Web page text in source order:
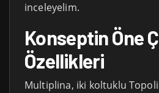
inceleyelim.
Konseptin Öne
Özellikleri
Multiplina, iki koltuklu